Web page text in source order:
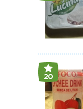
20